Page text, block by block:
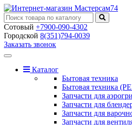
Сотовый +7900-090-4302
Городской 8(351)794-0039
Заказать звонок
Toggle
navigationКаталог
Бытовая техника
Бытовая техника
Запчасти для
Запчасти для
Запчасти для
Запчасти для